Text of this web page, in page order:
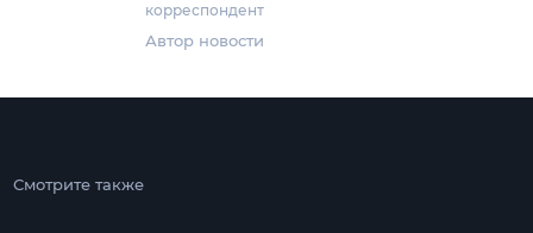
корреспондент
Автор новости
Смотрите также